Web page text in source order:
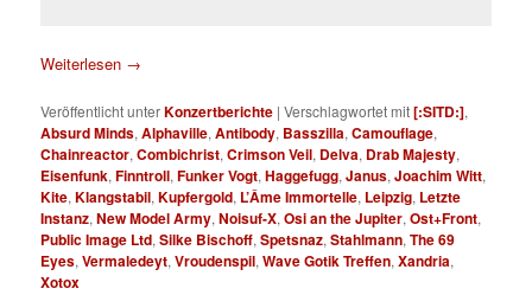
Weiterlesen →
Veröffentlicht unterKonzertberichte |Verschlagwortet mit[:SITD:],
Absurd Minds,Alphaville,Antibody, Basszilla,Camouflage,
Chainreactor,Combichrist,Crimson Veil, Delva, Drab Majesty,
Eisenfunk,Finntroll,Funker Vogt,Haggefugg,Janus,Joachim Witt,
Kite,Klangstabil,Kupfergold, L’Âme Immortelle, Leipzig, Letzte
Instanz,New Model Army,Noisuf-X,Osi an the Jupiter,Ost+Front,
Public Image Ltd,Silke Bischoff,Spetsnaz,Stahlmann,The 69
Eyes,Vermaledeyt,Vroudenspil,Wave Gotik Treffen,Xandria,
Xotox